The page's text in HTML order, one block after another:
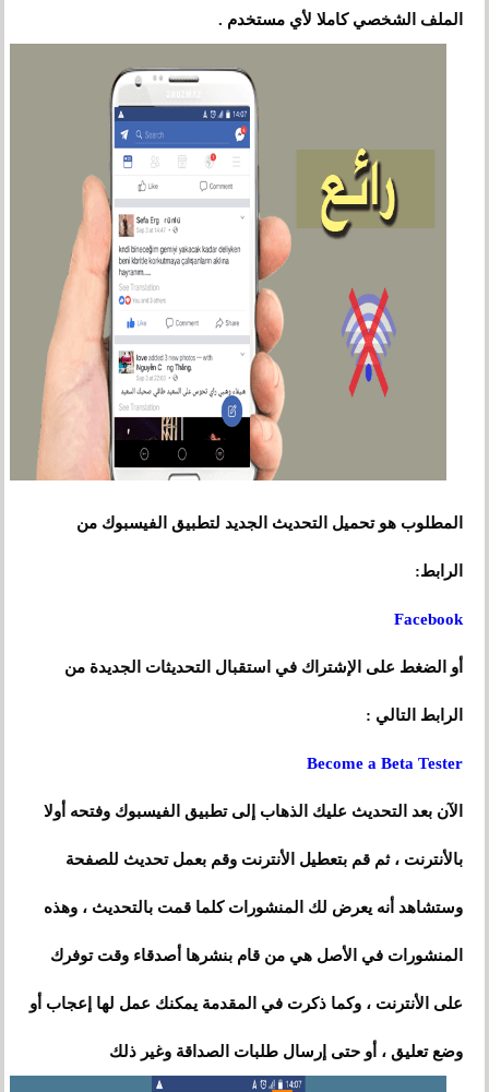
الملف الشخصي كاملا لأي مستخدم .
المطلوب هو تحميل التحديث الجديد لتطبيق الفيسبوك من
الرابط:
Facebook
أو الضغط على الإشتراك في استقبال التحديثات الجديدة من
الرابط التالي :
Become a Beta Tester
الآن بعد التحديث عليك الذهاب إلى تطبيق الفيسبوك وفتحه أولا
بالأنترنت ، ثم قم بتعطيل الأنترنت وقم بعمل تحديث للصفحة
وستشاهد أنه يعرض لك المنشورات كلما قمت بالتحديث ، وهذه
المنشوراتفي الأصل هي من قام بنشرها أصدقاء وقت توفرك
على الأنترنت ، وكما ذكرت في المقدمة يمكنك عمل لها إعجاب أو
وضع تعليق ، أو حتى إرسال طلبات الصداقة وغير ذلك